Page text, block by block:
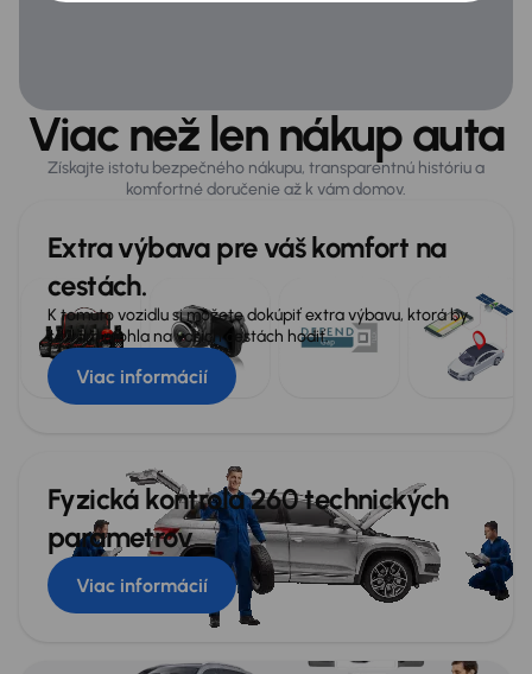
Systém kontroly tlaku v pneumatikách
Všeobecné
USB
Veľa ďalšej výbavy
Viac než len nákup auta
Získajte istotu bezpečného nákupu, transparentnú históriu a
komfortné doručenie až k vám domov.
Extra výbava pre váš komfort na
cestách.
K tomuto vozidlu si môžete dokúpiť extra výbavu, ktorá by
sa vám mohla na vašich cestách hodiť.
Viac informácií
Fyzická kontrola 260 technických
parametrov
Viac informácií